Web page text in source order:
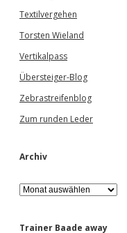
Textilvergehen
Torsten Wieland
Vertikalpass
Übersteiger-Blog
Zebrastreifenblog
Zum runden Leder
Archiv
A
r
h
Trainer Baade away